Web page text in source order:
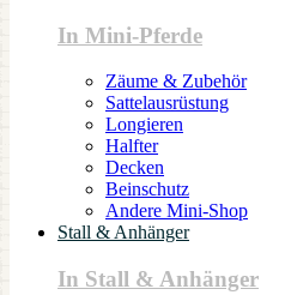
In Mini-Pferde
Zäume & Zubehör
Sattelausrüstung
Longieren
Halfter
Decken
Beinschutz
Andere Mini-Shop
Stall & Anhänger
In Stall & Anhänger